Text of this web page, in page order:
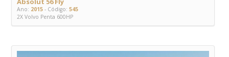
Ano: 2015 - Código: 545
2X Volvo Penta 600HP